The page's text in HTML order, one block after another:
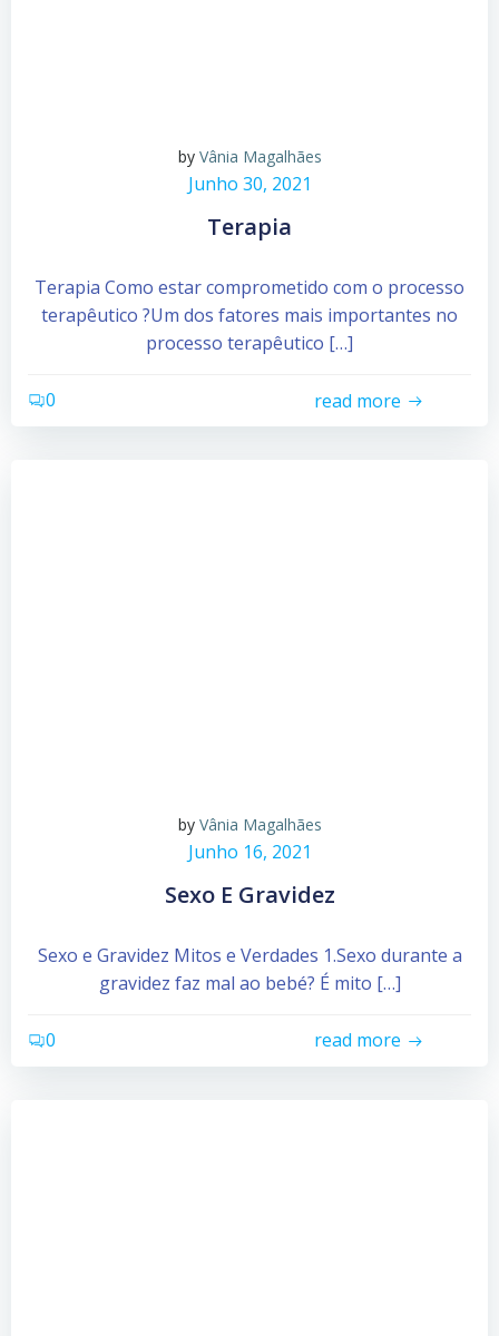
by Vânia Magalhães
Junho 30, 2021
Terapia
Terapia Como estar comprometido com o processo
terapêutico ?Um dos fatores mais importantes no
processo terapêutico […]
0 read more
by Vânia Magalhães
Junho 16, 2021
Sexo E Gravidez
Sexo e Gravidez Mitos e Verdades 1.Sexo durante a
gravidez faz mal ao bebé? É mito […]
0 read more